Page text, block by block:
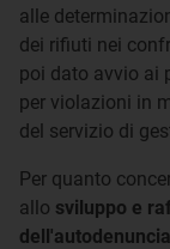
alle
dei rifiuti nei
poi dato avvio ai
per violazioni in
del servizio di
Per quanto
allo sviluppo e